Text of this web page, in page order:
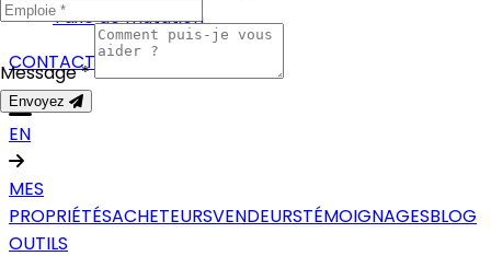
Taxe de mutation
CONTACT
EN
MES
PROPRIÉTÉSACHETEURSVENDEURSTÉMOIGNAGESBLOG
OUTILS
Message *
Envoyez